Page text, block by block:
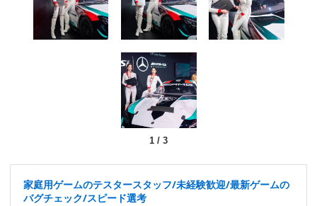
1/ 3
家庭用ゲームのテスタースタッフ/未経験歓迎/最新ゲームの
バグチェック/スピード選考